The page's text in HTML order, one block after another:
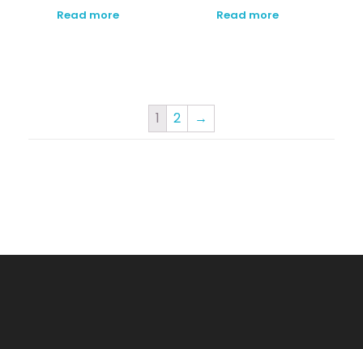
Read more Read more
1 2 →